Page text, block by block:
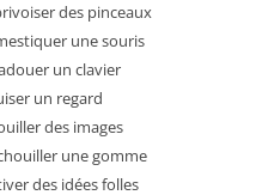
des pinceaux
une souris
un clavier
un regard
des images
une gomme
des idées folles